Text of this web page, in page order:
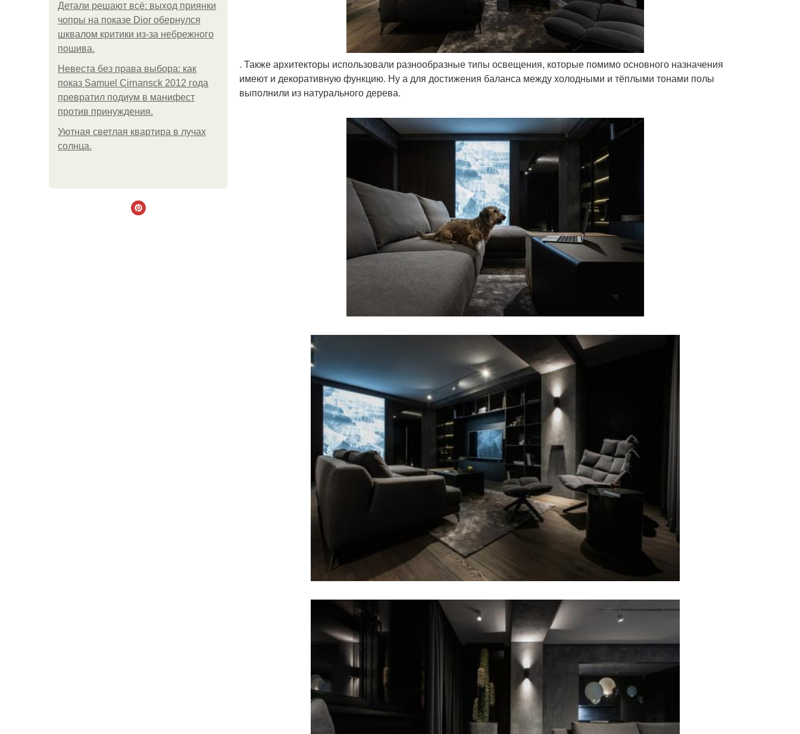
Детали решают всё: выход приянки
чопры на показе Dior обернулся
шквалом критики из-за небрежного
пошива.
Невеста без права выбора: как
показ Samuel Cirnansck 2012 года
превратил подиум в манифест
против принуждения.
Уютная светлая квартира в лучах
солнца.
. Также архитекторы использовали разнообразные типы освещения, которые помимо основного назначения
имеют и декоративную функцию. Ну а для достижения баланса между холодными и тёплыми тонами полы
выполнили из натурального дерева.